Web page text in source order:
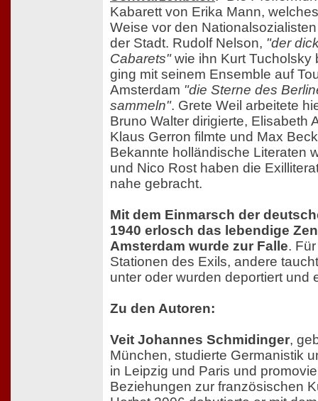
Kabarett von Erika Mann,
Weise vor den
der Stadt. Rudolf Nelson, "der
Cabarets"wie ihn Kurt Tucholsky
ging mit seinem Ensemble auf
Amsterdam "die Sterne des
sammeln". Grete Weil arbeitete
Bruno Walter dirigierte, Elisabeth
Klaus Gerron filmte und Max
Bekannte holländische Literaten
und Nico Rost haben die
nahe gebracht.
Mit dem Einmarsch der
1940 erlosch das lebendige
Amsterdam wurde zur Falle.
Stationen des Exils, andere
unter oder wurden deportiert und
Zu den Autoren:
Veit Johannes Schmidinger,
München, studierte Germanistik
in Leipzig und Paris und
Beziehungen zur französischen